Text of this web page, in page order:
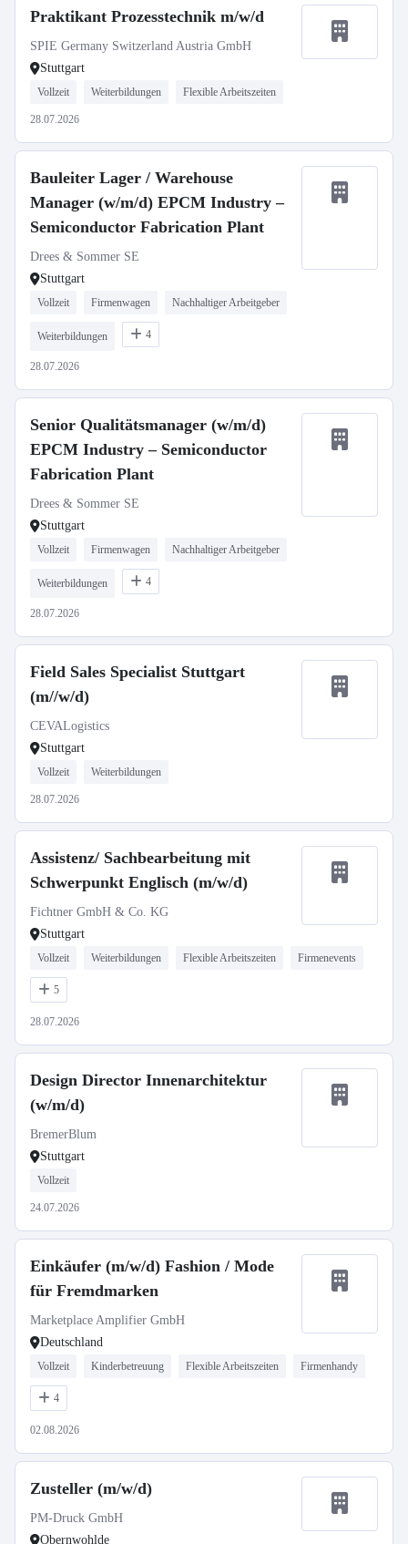
Praktikant Prozesstechnik m/w/d
SPIE Germany Switzerland Austria GmbH
Stuttgart
Vollzeit Weiterbildungen Flexible Arbeitszeiten
28.07.2026
Bauleiter Lager / Warehouse
Manager (w/m/d) EPCM Industry –
Semiconductor Fabrication Plant
Drees & Sommer SE
Stuttgart
Vollzeit Firmenwagen Nachhaltiger Arbeitgeber
Weiterbildungen 4
28.07.2026
Senior Qualitätsmanager (w/m/d)
EPCM Industry – Semiconductor
Fabrication Plant
Drees & Sommer SE
Stuttgart
Vollzeit Firmenwagen Nachhaltiger Arbeitgeber
Weiterbildungen 4
28.07.2026
Field Sales Specialist Stuttgart
(m//w/d)
CEVALogistics
Stuttgart
Vollzeit Weiterbildungen
28.07.2026
Assistenz/ Sachbearbeitung mit
Schwerpunkt Englisch (m/w/d)
Fichtner GmbH & Co. KG
Stuttgart
Vollzeit Weiterbildungen Flexible Arbeitszeiten Firmenevents
5
28.07.2026
Design Director Innenarchitektur
(w/m/d)
BremerBlum
Stuttgart
Vollzeit
24.07.2026
Einkäufer (m/w/d) Fashion / Mode
für Fremdmarken
Marketplace Amplifier GmbH
Deutschland
Vollzeit Kinderbetreuung Flexible Arbeitszeiten Firmenhandy
4
02.08.2026
Zusteller (m/w/d)
PM-Druck GmbH
Obernwohlde